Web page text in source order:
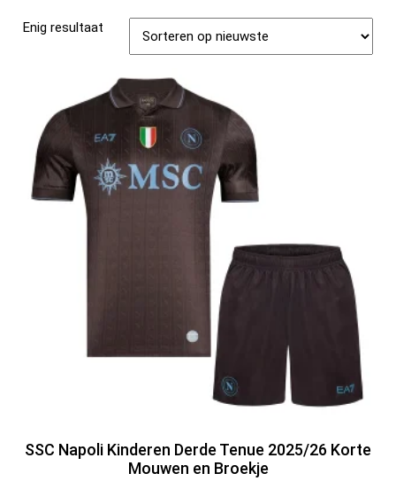
Enig resultaat
SSC Napoli Kinderen Derde Tenue 2025/26 Korte
Mouwen en Broekje